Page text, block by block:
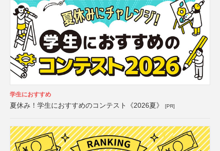
学生におすすめ
夏休み！学生におすすめのコンテスト《2026夏》 [PR]